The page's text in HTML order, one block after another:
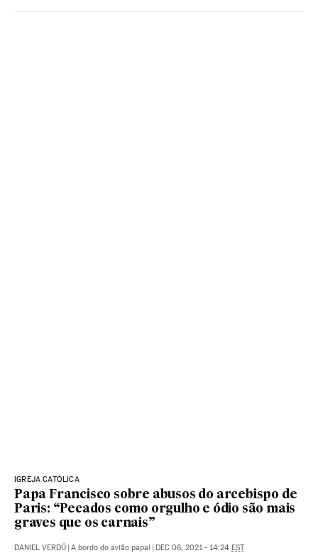
IGREJA CATÓLICA
Papa Francisco sobre abusos do arcebispo de
Paris: “Pecados como orgulho e ódio são mais
graves que os carnais”
DANIEL VERDÚ A bordo do avião papal DEC 06, 2021 - 14:24 EST